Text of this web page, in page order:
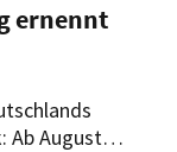
ernennt
Ab August